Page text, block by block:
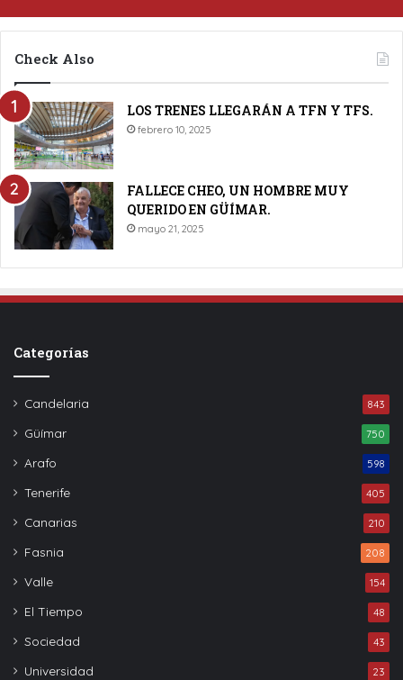
Check Also
LOS TRENES LLEGARÁN A TFN Y TFS.
febrero 10, 2025
FALLECE CHEO, UN HOMBRE MUY
QUERIDO EN GÜÍMAR.
mayo 21, 2025
Categorías
Candelaria 843
Güímar 750
Arafo 598
Tenerife 405
Canarias 210
Fasnia 208
Valle 154
El Tiempo 48
Sociedad 43
Universidad 23